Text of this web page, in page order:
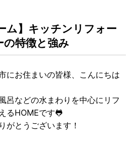
ム】キッチンリフォー
特徴と強み
にお住まいの皆様、こんにちは
呂などの水まわりを中心にリフ
るHOMEです🐸
がとうございます！